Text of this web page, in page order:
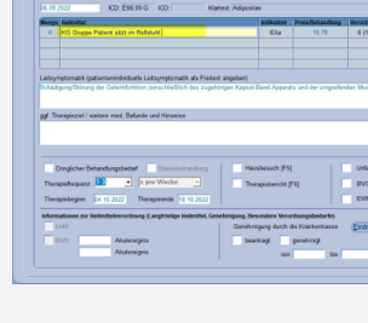
der
Verordnung
von
Krankenhausbehandlung
(AOK
PLUS)
4.5
eKrabe
–
eKrankenbeförderung
für